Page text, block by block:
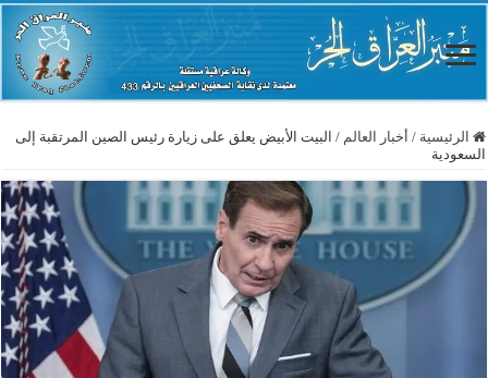
الرئيسية / أخبار العالم / البيت الأبيض يعلق على زيارة رئيس الصين المرتقبة إلى
السعودية